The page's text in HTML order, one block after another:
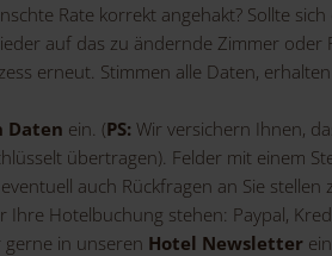
Rate korrekt angehakt? Sollte
auf das zu ändernde Zimmer oder
erneut. Stimmen alle Daten,
Daten ein. (PS: Wir versichern Ihnen,
übertragen). Felder mit einem
auch Rückfragen an Sie stellen
Hotelbuchung stehen: Paypal,
in unseren Hotel Newsletter